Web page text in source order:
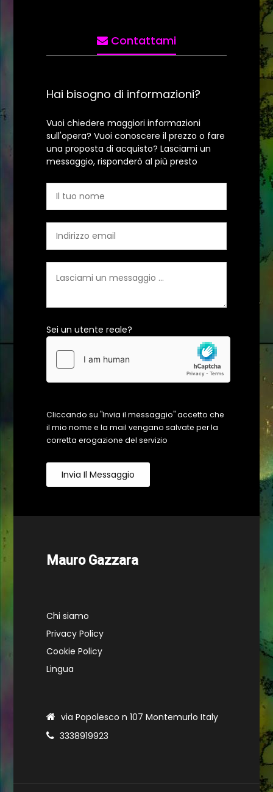
Contattami
Hai bisogno di informazioni?
Vuoi chiedere maggiori informazioni
sull'opera? Vuoi conoscere il prezzo o fare
una proposta di acquisto? Lasciami un
messaggio, risponderò al più presto
Sei un utente reale?
Cliccando su "Invia il messaggio" accetto che
il mio nome e la mail vengano salvate per la
corretta erogazione del servizio
Invia Il Messaggio
Mauro Gazzara
Chi siamo
Privacy Policy
Cookie Policy
Lingua
via Popolesco n 107 Montemurlo Italy
3338919923